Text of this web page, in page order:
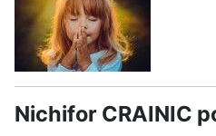
Nichifor CRAINIC